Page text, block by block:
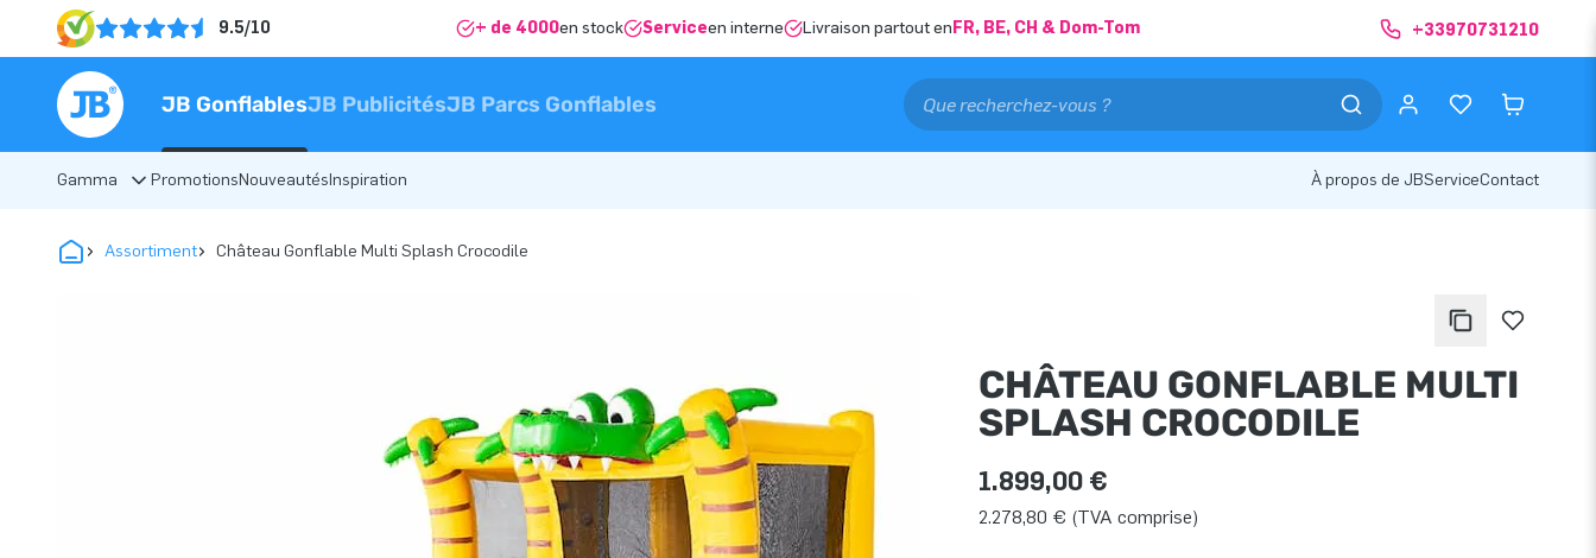
9.5/10 + de 4000en stock Serviceen interne Livraison partout en FR, BE, CH & Dom-Tom +33970731210
JB GonflablesJB PublicitésJB Parcs Gonflables
Gamma PromotionsNouveautésInspiration À propos de JBServiceContact
Assortiment Château Gonflable Multi Splash Crocodile
CHÂTEAU GONFLABLE MULTI
SPLASH CROCODILE
1.899,00 €
2.278,80 € (TVA comprise)